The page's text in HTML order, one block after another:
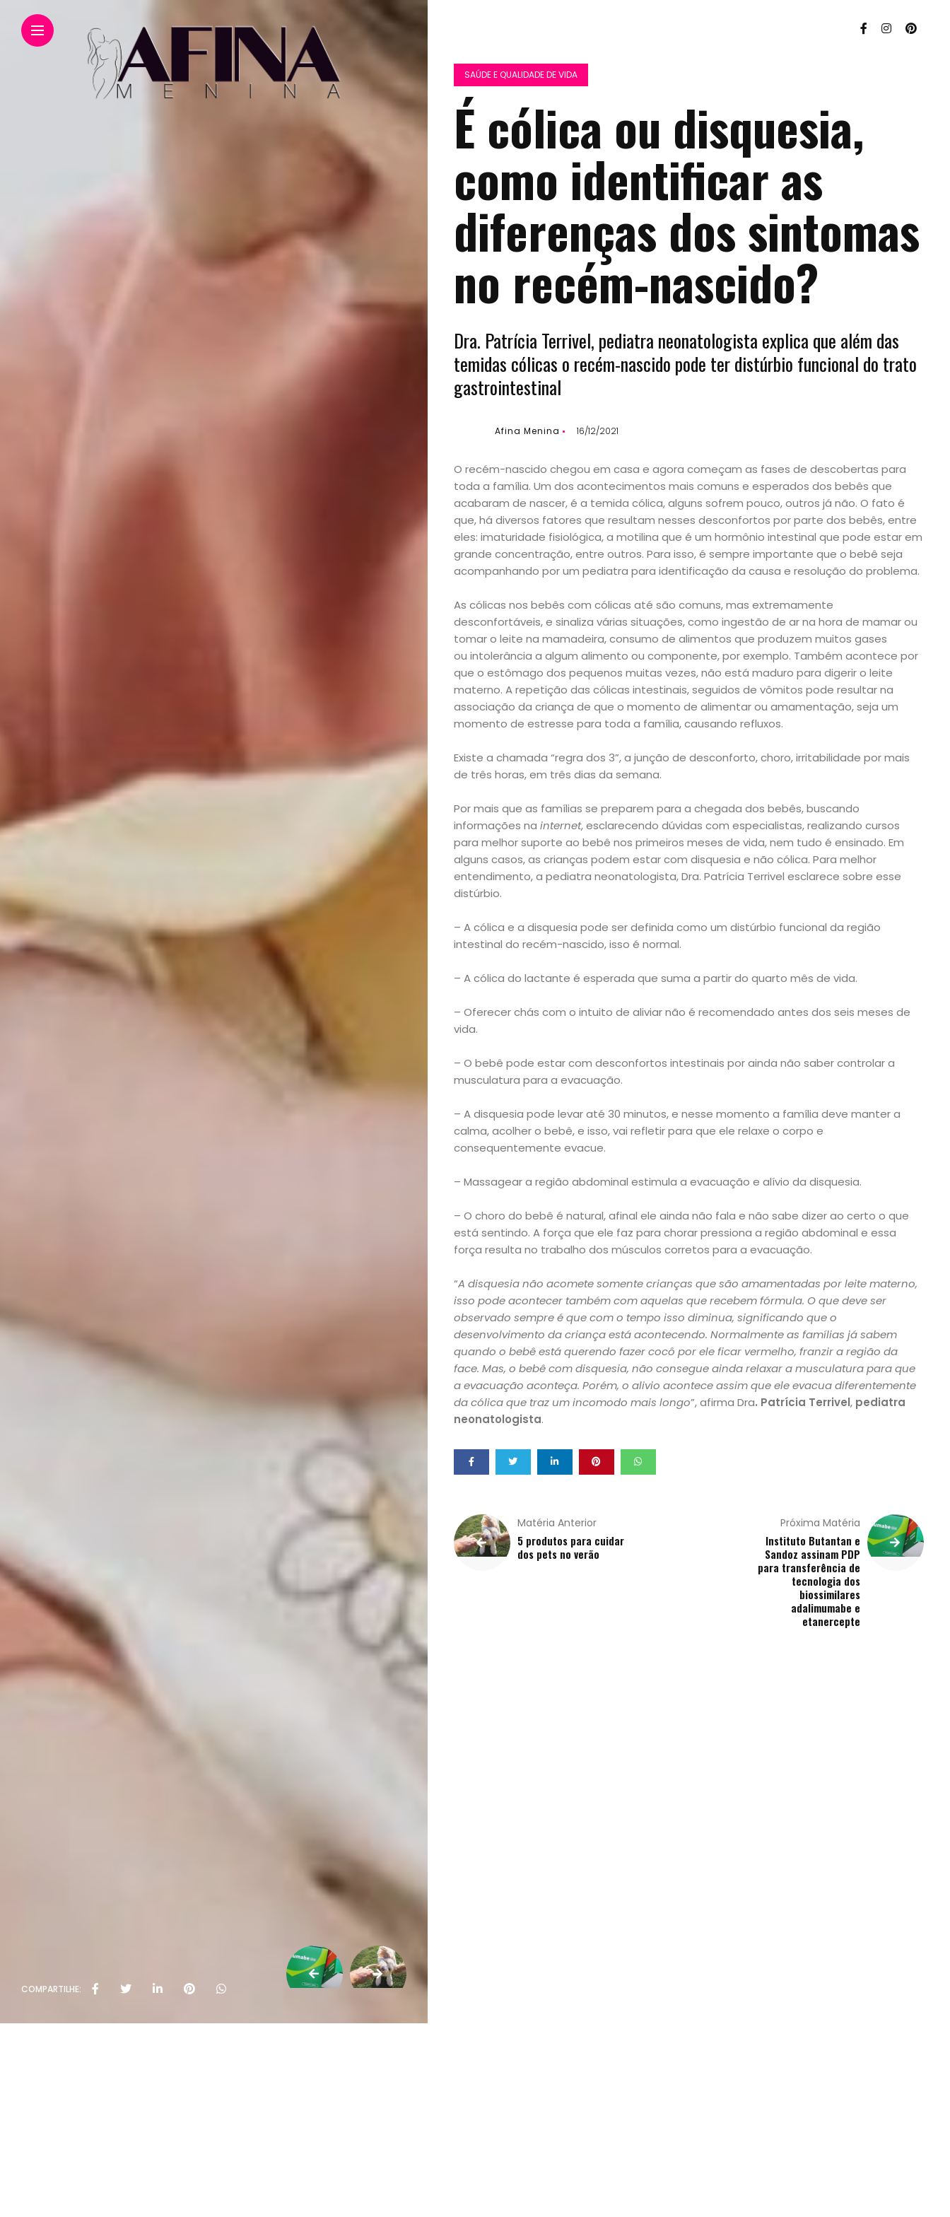
Início
Academia
Beleza
Bora
Casa
e
Decoração
Exclusiva
Homem
Mães
&
Filhos
Notícias
Opinião
Pets
Receitas
Saúde
e
Qualidade
de
COMPARTILHE:
SAÚDE E QUALIDADE DE VIDA
É cólica ou disquesia,
como identificar as
diferenças dos sintomas
no recém-nascido?
Dra. Patrícia Terrivel, pediatra neonatologista explica que além das
temidas cólicas o recém-nascido pode ter distúrbio funcional do trato
gastrointestinal
Afina Menina 16/12/2021
O recém-nascido chegou em casa e agora começam as fases de descobertas para
toda a família. Um dos acontecimentos mais comuns e esperados dos bebês que
acabaram de nascer, é a temida cólica, alguns sofrem pouco, outros já não. O fato é
que, há diversos fatores que resultam nesses desconfortos por parte dos bebês, entre
eles: imaturidade fisiológica, a motilina que é um hormônio intestinal que pode estar em
grande concentração, entre outros. Para isso, é sempre importante que o bebê seja
acompanhando por um pediatra para identificação da causa e resolução do problema.
As cólicas nos bebês com cólicas até são comuns, mas extremamente
desconfortáveis, e sinaliza várias situações, como ingestão de ar na hora de mamar ou
tomar o leite na mamadeira, consumo de alimentos que produzem muitos gases
ou intolerância a algum alimento ou componente, por exemplo. Também acontece por
que o estômago dos pequenos muitas vezes, não está maduro para digerir o leite
materno. A repetição das cólicas intestinais, seguidos de vômitos pode resultar na
associação da criança de que o momento de alimentar ou amamentação, seja um
momento de estresse para toda a família, causando refluxos.
Existe a chamada “regra dos 3”, a junção de desconforto, choro, irritabilidade por mais
de três horas, em três dias da semana.
Por mais que as famílias se preparem para a chegada dos bebês, buscando
informações na internet, esclarecendo dúvidas com especialistas, realizando cursos
para melhor suporte ao bebê nos primeiros meses de vida, nem tudo é ensinado. Em
alguns casos, as crianças podem estar com disquesia e não cólica. Para melhor
entendimento, a pediatra neonatologista, Dra. Patrícia Terrivel esclarece sobre esse
distúrbio.
– A cólica e a disquesia pode ser definida como um distúrbio funcional da região
intestinal do recém-nascido, isso é normal.
– A cólica do lactante é esperada que suma a partir do quarto mês de vida.
– Oferecer chás com o intuito de aliviar não é recomendado antes dos seis meses de
vida.
– O bebê pode estar com desconfortos intestinais por ainda não saber controlar a
musculatura para a evacuação.
– A disquesia pode levar até 30 minutos, e nesse momento a família deve manter a
calma, acolher o bebê, e isso, vai refletir para que ele relaxe o corpo e
consequentemente evacue.
– Massagear a região abdominal estimula a evacuação e alívio da disquesia.
– O choro do bebê é natural, afinal ele ainda não fala e não sabe dizer ao certo o que
está sentindo. A força que ele faz para chorar pressiona a região abdominal e essa
força resulta no trabalho dos músculos corretos para a evacuação.
“A disquesia não acomete somente crianças que são amamentadas por leite materno,
isso pode acontecer também com aquelas que recebem fórmula. O que deve ser
observado sempre é que com o tempo isso diminua, significando que o
desenvolvimento da criança está acontecendo. Normalmente as famílias já sabem
quando o bebê está querendo fazer cocô por ele ficar vermelho, franzir a região da
face. Mas, o bebê com disquesia, não consegue ainda relaxar a musculatura para que
a evacuação aconteça. Porém, o alivio acontece assim que ele evacua diferentemente
da cólica que traz um incomodo mais longo”, afirma Dra. Patrícia Terrivel, pediatra
neonatologista.
Matéria Anterior
5 produtos para cuidar
dos pets no verão
Próxima Matéria
Instituto Butantan e
Sandoz assinam PDP
para transferência de
tecnologia dos
biossimilares
adalimumabe e
etanercepte